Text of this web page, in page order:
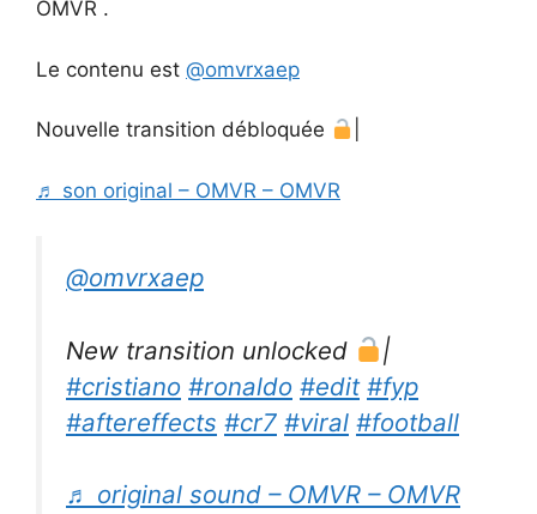
OMVR .
Le contenu est @omvrxaep
Nouvelle transition débloquée
♬ son original – OMVR – OMVR
@omvrxaep
New transition unlocked
|
#cristiano #ronaldo #edit #fyp
#aftereffects #cr7 #viral #football
♬ original sound – OMVR – OMVR